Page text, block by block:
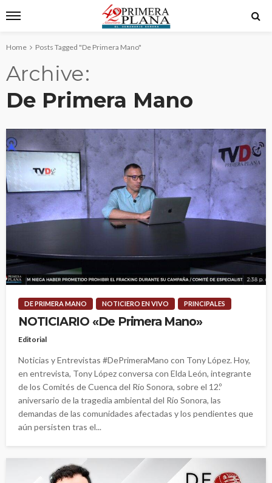
Home Posts Tagged "De Primera Mano"
Archive
De Primera Mano
DE PRIMERA MANO NOTICIERO EN VIVO PRINCIPALES
NOTICIARIO «De Primera Mano»
Editorial
Noticias y Entrevistas #DePrimeraMano con Tony López. Hoy,
en entrevista, Tony López conversa con Elda León, integrante
de los Comités de Cuenca del Río Sonora, sobre el 12.º
aniversario de la tragedia ambiental del Río Sonora, las
demandas de las comunidades afectadas y los pendientes que
aún persisten tras el...